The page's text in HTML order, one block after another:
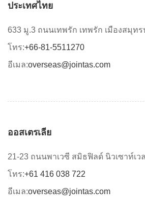
ประเทศไทย
633 มู.3 ถนนเทพรัก เทพรัก เมืองสมุทร
โทร:+66-81-5511270
อีเมล:overseas@jointas.com
ออสเตรเลีย
21-23 ถนนพาเวซี สมิธฟิลด์ นิวเซาท์เว
โทร:+61 416 038 722
อีเมล:overseas@jointas.com